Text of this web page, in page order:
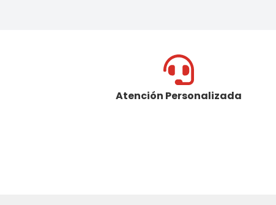
Atención Personalizada